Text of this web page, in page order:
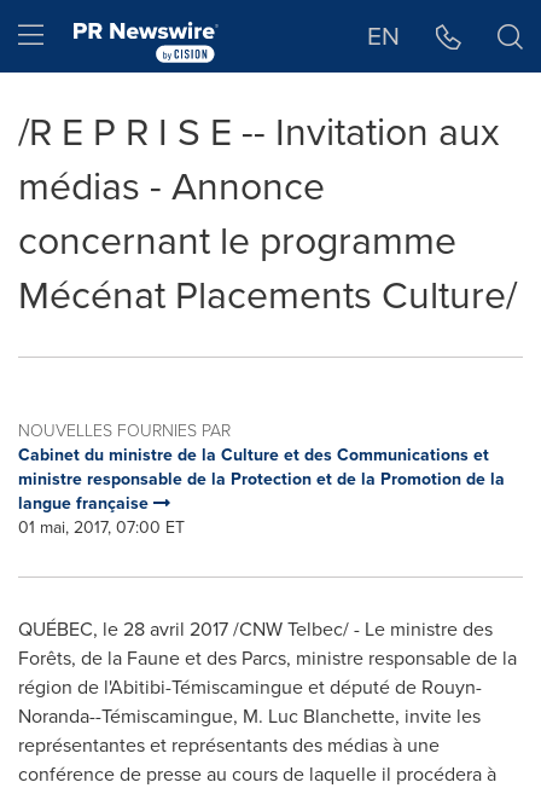
Hamburger menu EN
/R E P R I S E -- Invitation aux
médias - Annonce
concernant le programme
Mécénat Placements Culture/
NOUVELLES FOURNIES PAR
Cabinet du ministre de la Culture et des Communications et
ministre responsable de la Protection et de la Promotion de la
langue française
01 mai, 2017, 07:00 ET
QUÉBEC, le 28 avril 2017 /CNW Telbec/ - Le ministre des
Forêts, de la Faune et des Parcs, ministre responsable de la
région de l'Abitibi-Témiscamingue et député de Rouyn-
Noranda--Témiscamingue, M. Luc Blanchette, invite les
représentantes et représentants des médias à une
conférence de presse au cours de laquelle il procédera à